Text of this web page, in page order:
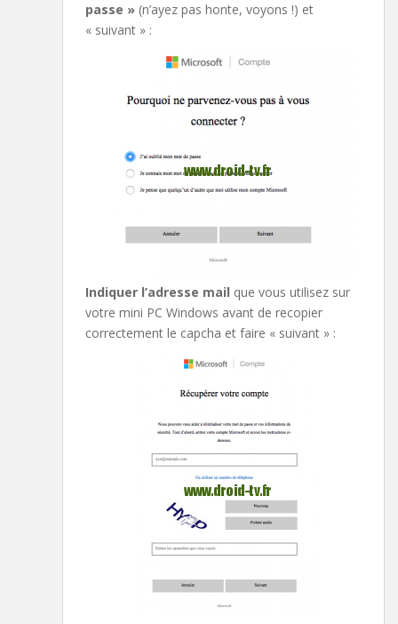
passe » (n’ayez pas honte, voyons !) et
« suivant » :
Indiquer l’adresse mail que vous utilisez sur
votre mini PC Windows avant de recopier
correctement le capcha et faire « suivant » :